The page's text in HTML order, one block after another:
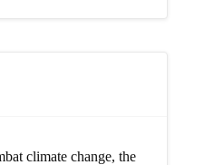
climate change, the